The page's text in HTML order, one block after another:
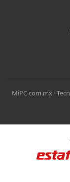
MiPC.com.mx ·